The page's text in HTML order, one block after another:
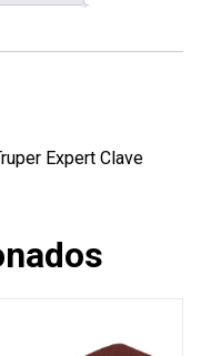
Expert Clave